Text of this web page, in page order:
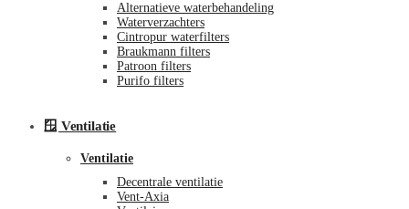
Alternatieve waterbehandeling
Waterverzachters
Cintropur waterfilters
Braukmann filters
Patroon filters
Purifo filters
🪟 Ventilatie
Ventilatie
Decentrale ventilatie
Vent-Axia